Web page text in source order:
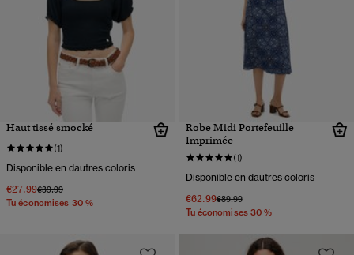
Haut tissé smocké
(1)
Disponible en dautres coloris
€27.99Prix réduit de
€39.99à
Tu économises 30 %
Robe Midi Portefeuille
Imprimée
(1)
Disponible en dautres coloris
€62.99Prix réduit de
€89.99à
Tu économises 30 %